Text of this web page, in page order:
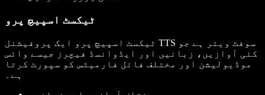
ٹیکسٹ اسپیچ پرو
ٹیکسٹ اسپیچ پرو ایک پروفیشنل TTS سوفٹ ویئر ہے جو
کئی آوازیں، زبانیں اور ایڈوانسڈ فیچرز جیسے وائس
موڈیولیشن اور مختلف فائل فارمیٹس کو سپورٹ کرتا
ہے۔